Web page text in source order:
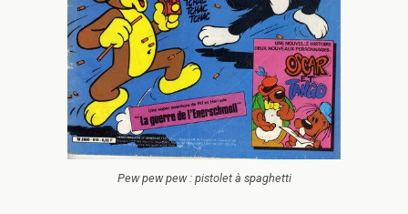
Pew pew pew : pistolet à spaghetti